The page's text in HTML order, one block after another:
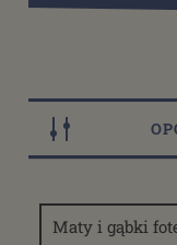
Dostępność
dostępny do
Maty i gąbki